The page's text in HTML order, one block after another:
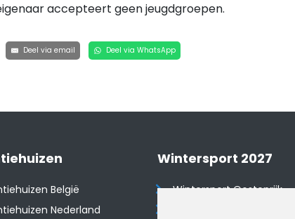
accepteert geen jeugdgroepen.
Deel via email Deel via WhatsApp
België
Nederland
Wintersport 2027
Wintersport Oostenrijk